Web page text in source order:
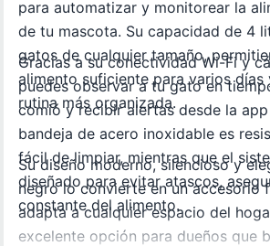
para automatizar y monitorear la
de tu mascota. Su capacidad de 4
gatos de cualquier tamaño,
alimento suficiente para varios días
rutina más organizada.
Gracias a su conectividad Wi-Fi y
puedes observar a tu gato en
comió y recibir alertas desde la
bandeja de acero inoxidable es
fácil de limpiar, mientras que el
diseñado para evitar atascos,
constante del alimento.
Su diseño moderno, silencioso y
negro lo convierte en un accesorio
adapta a cualquier espacio del
excelente opción para dueños que